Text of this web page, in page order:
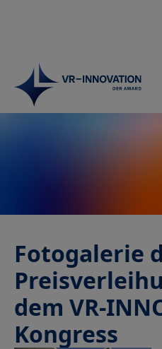
Preisträger
Teilnehmen
Mediathek
Netzwerk
Fotogalerie
dem VR-
Kongress